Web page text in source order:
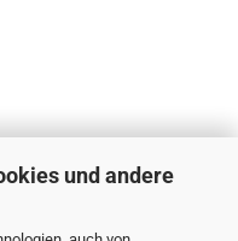
und andere